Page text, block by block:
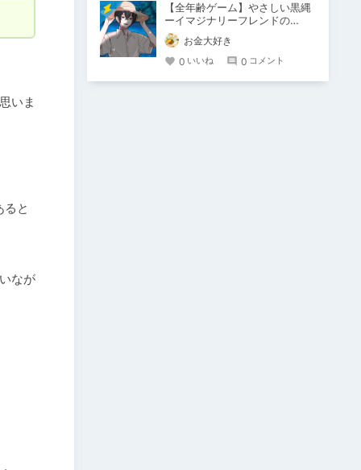
いま
と
なが
【全年齢ゲーム】やさしい黒縄
ーイマジナリーフレンドの
「彼」と過ごすおぼんやすみー
お金大好き
0 いいね 0 コメント